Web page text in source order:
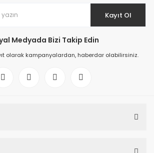
Kayıt Ol
Medyada Bizi Takip Edin
olarak kampanyalardan, haberdar olabilirsiniz.